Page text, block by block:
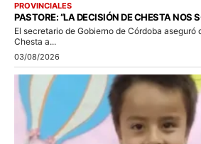
PROVINCIALES
PASTORE: “LA DECISIÓN DE CHESTA NOS
El secretario de Gobierno de Córdoba aseguró
Chesta a...
03/08/2026